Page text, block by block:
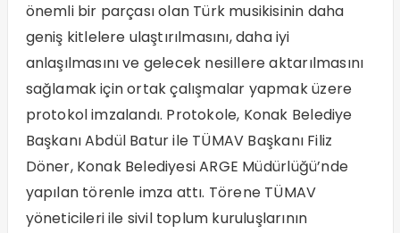
önemli bir parçası olan Türk musikisinin daha
geniş kitlelere ulaştırılmasını, daha iyi
anlaşılmasını ve gelecek nesillere aktarılmasını
sağlamak için ortak çalışmalar yapmak üzere
protokol imzalandı. Protokole, Konak Belediye
Başkanı Abdül Batur ile TÜMAV Başkanı Filiz
Döner, Konak Belediyesi ARGE Müdürlüğü’nde
yapılan törenle imza attı. Törene TÜMAV
yöneticileri ile sivil toplum kuruluşlarının